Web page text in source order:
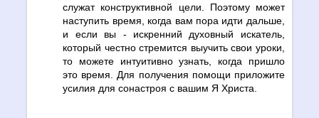
служат конструктивной цели. Поэтому может
наступить время, когда вам пора идти дальше,
и если вы - искренний духовный искатель,
который честно стремится выучить свои уроки,
то можете интуитивно узнать, когда пришло
это время. Для получения помощи приложите
усилия для сонастроя с вашим Я Христа.